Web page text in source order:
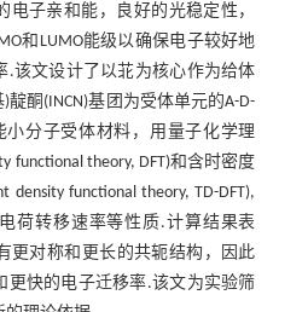
电子亲和能，良好的光稳定性，
和LUMO能级以确保电子较好地
.该文设计了以苝为核心作为给体
酮(INCN)基团为受体单元的A-D-
小分子受体材料，用量子化学理
functional theory, DFT)和含时密度
density functional theory, TD-DFT),
荷转移速率等性质.计算结果表
更对称和更长的共轭结构，因此
更快的电子迁移率.该文为实验筛